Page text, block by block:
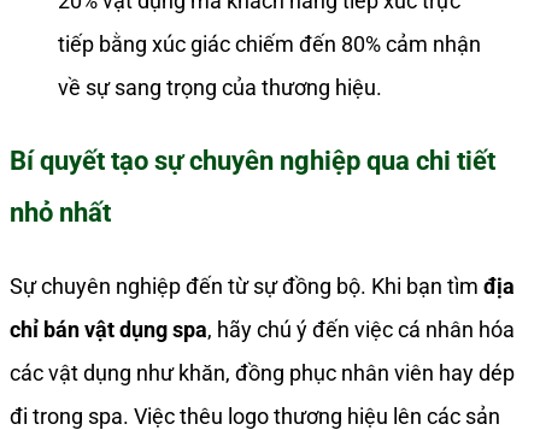
tiếp bằng xúc giác chiếm đến 80% cảm nhận
về sự sang trọng của thương hiệu.
Bí quyết tạo sự chuyên nghiệp qua chi tiết
nhỏ nhất
Sự chuyên nghiệp đến từ sự đồng bộ. Khi bạn tìm địa
chỉ bán vật dụng spa, hãy chú ý đến việc cá nhân hóa
các vật dụng như khăn, đồng phục nhân viên hay dép
đi trong spa. Việc thêu logo thương hiệu lên các sản